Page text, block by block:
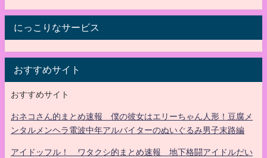
にっこりなサービス
おすすめサイト
おすすめサイト
おネコさん的まとめ速報 僕の彼女はエリーちゃん人形！豆腐メ
ンタルメンヘラ電波中年アルバイターのぬいぐるみ男子末路編
アイドッフル！ ワタクシ的まとめ速報 地下格闘アイドルだい